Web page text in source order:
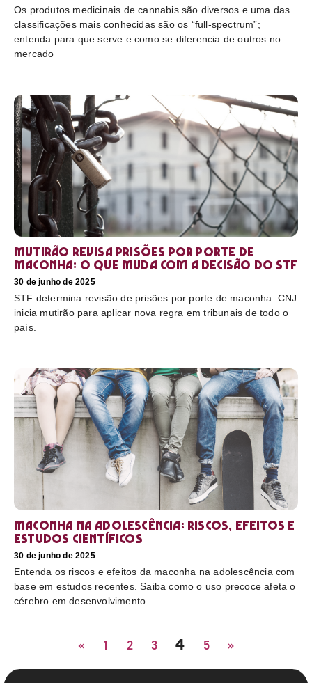
Os produtos medicinais de cannabis são diversos e uma das
classificações mais conhecidas são os “full-spectrum”;
entenda para que serve e como se diferencia de outros no
mercado
Mutirão revisa prisões por porte de
maconha: o que muda com a decisão do STF
30 de junho de 2025
STF determina revisão de prisões por porte de maconha. CNJ
inicia mutirão para aplicar nova regra em tribunais de todo o
país.
Maconha na adolescência: riscos, efeitos e
estudos científicos
30 de junho de 2025
Entenda os riscos e efeitos da maconha na adolescência com
base em estudos recentes. Saiba como o uso precoce afeta o
cérebro em desenvolvimento.
« 1 2 3 4 5 »